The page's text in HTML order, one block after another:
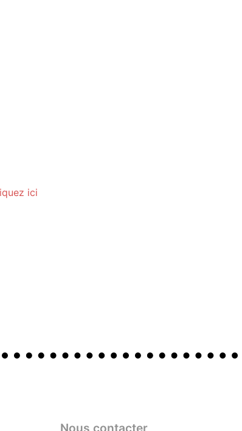
ici
Nous contacter